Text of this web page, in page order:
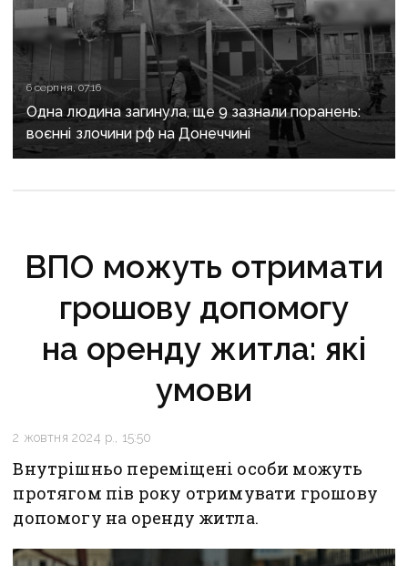
6 серпня, 07:16
Одна людина загинула, ще 9 зазнали поранень:
воєнні злочини рф на Донеччині
ВПО можуть отримати
грошову допомогу
на оренду житла: які
умови
2 жовтня 2024 р., 15:50
Внутрішньо переміщені особи можуть
протягом пів року отримувати грошову
допомогу на оренду житла.